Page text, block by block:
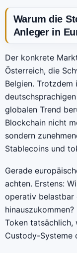
Warum die
Anleger in
Der konkrete
Österreich, die
Belgien.
globalen Trend
Blockchain nicht
sondern
Stablecoins und
Gerade
achten. Erstens:
operativ belastbar
Token tatsächlich,
Custody-Systeme